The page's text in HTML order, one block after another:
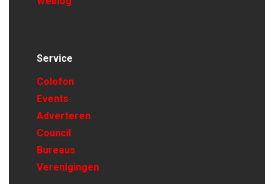
Service
Colofon
Events
Adverteren
Council
Bureaus
Verenigingen